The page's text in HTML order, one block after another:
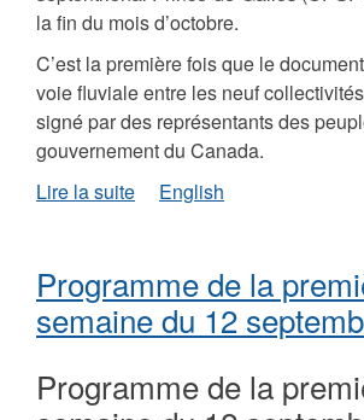
semaine
19
septembre
2021
la fin du mois d’octobre.
C’est la première fois que le
voie fluviale entre les neuf
signé par des représentants des
gouvernement du Canada.
Lire la suite
11
revient
aux
après
100
English
Programme de la
semaine du 12
Programme de la